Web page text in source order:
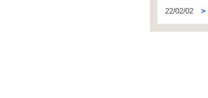
22/02/02